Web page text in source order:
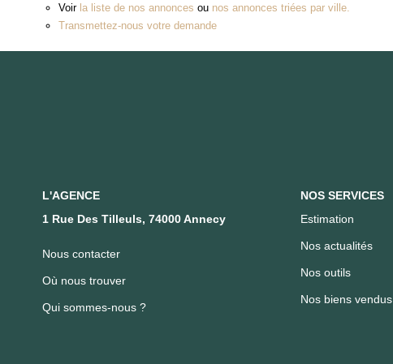
Voir la liste de nos annonces ou nos annonces triées par ville.
Transmettez-nous votre demande
L'AGENCE
1 Rue Des Tilleuls, 74000 Annecy
Nous contacter
Où nous trouver
Qui sommes-nous ?
NOS SERVICES
Estimation
Nos actualités
Nos outils
Nos biens vendus